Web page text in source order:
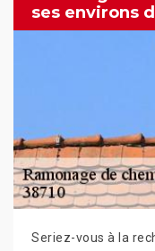
ses environs
Seriez-vous à la